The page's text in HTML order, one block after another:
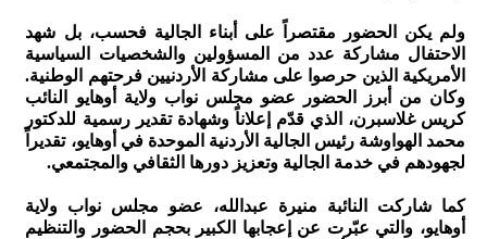
ولم يكن الحضور مقتصراً على أبناء الجالية فحسب، بل شهد
الاحتفال مشاركة عدد من المسؤولين والشخصيات السياسية
الأمريكية الذين حرصوا على مشاركة الأردنيين فرحتهم الوطنية.
وكان من أبرز الحضور عضو مجلس نواب ولاية أوهايو النائب
كريس غلاسبرن، الذي قدّم إعلاناً وشهادة تقدير رسمية للدكتور
محمد الهواوشة رئيس الجالية الأردنية الموحدة في أوهايو، تقديراً
لجهودهم في خدمة الجالية وتعزيز دورها الثقافي والمجتمعي.
كما شاركت النائبة منيرة عبدالله، عضو مجلس نواب ولاية
أوهايو، والتي عبّرت عن إعجابها الكبير بحجم الحضور والتنظيم